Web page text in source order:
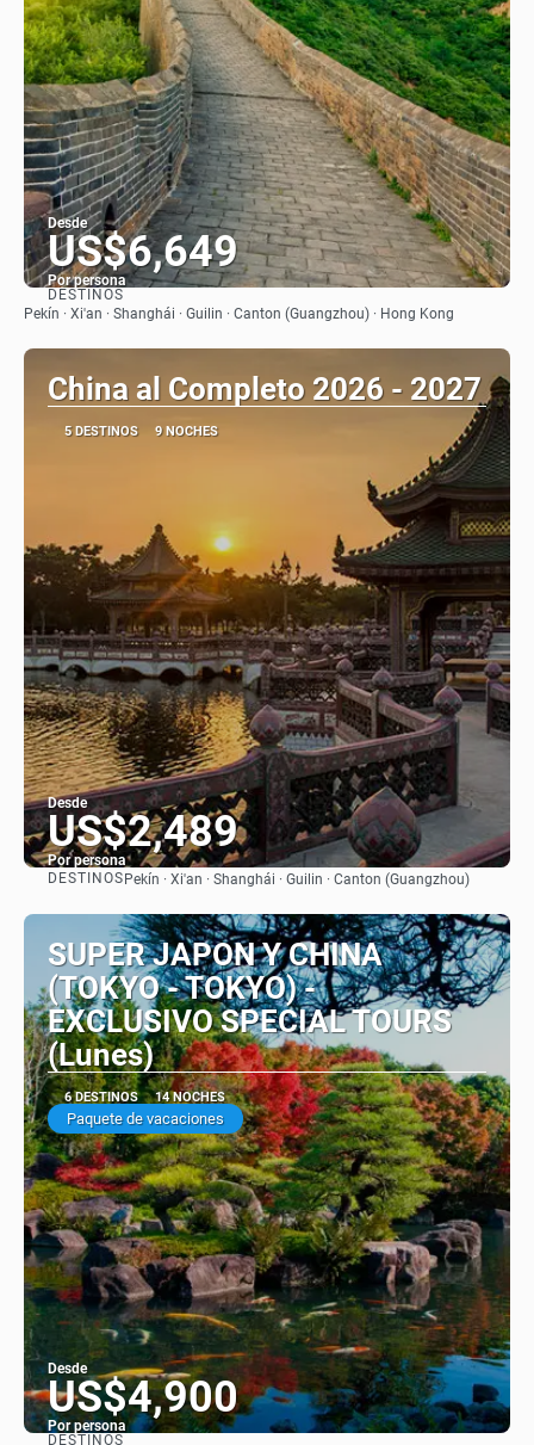
Desde
US$6,649
Por persona
Ver
DESTINOS
Pekín · Xi'an · Shanghái · Guilin · Canton (Guangzhou) · Hong Kong
China al Completo 2026 - 2027
5 DESTINOS 9 NOCHES
Desde
US$2,489
Por persona
DESTINOSPekín · Xi'an · Shanghái · Guilin · Canton (Guangzhou)
SUPER JAPON Y CHINA
(TOKYO - TOKYO) -
EXCLUSIVO SPECIAL TOURS
(Lunes)
6 DESTINOS 14 NOCHES
Paquete de vacaciones
Desde
US$4,900
Por persona
DESTINOS